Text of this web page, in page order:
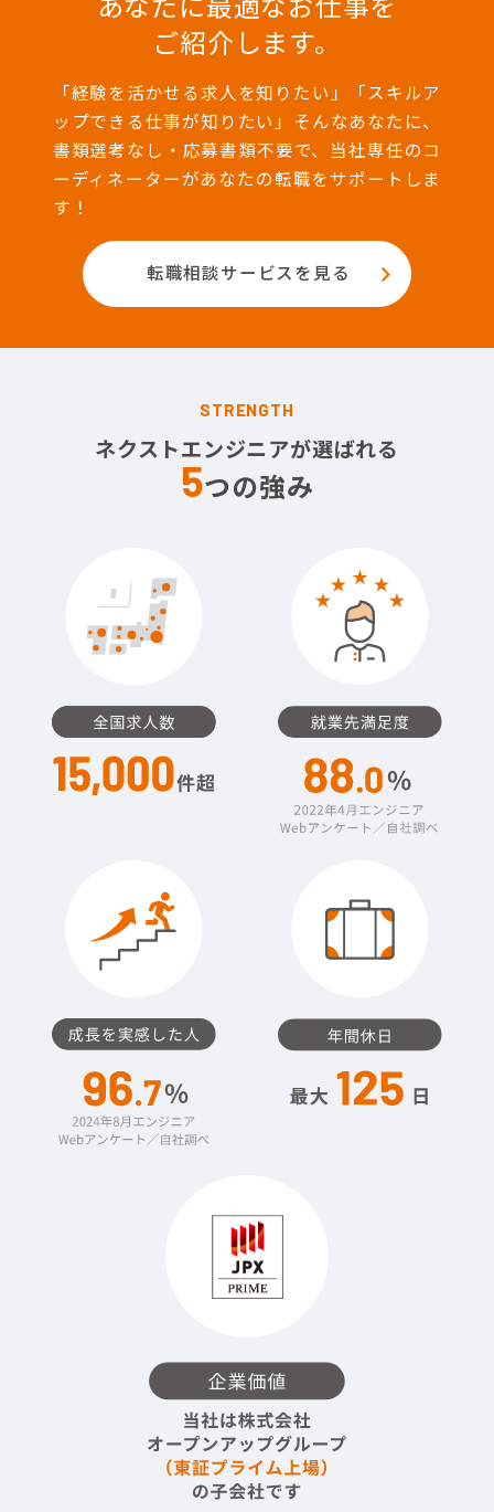
ご紹介します。
「経験を活かせる求人を知りたい」「スキルア
ップできる仕事が知りたい」そんなあなたに、
書類選考なし・応募書類不要で、当社専任のコ
ーディネーターがあなたの転職をサポートしま
す！
転職相談サービスを見る
STRENGTH
ネクストエンジニアが選ばれる
5つの強み